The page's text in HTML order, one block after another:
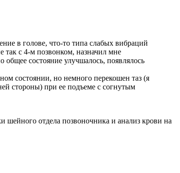
в голове, что-то типа слабых вибраций
так с 4-м позвонком, назначил мне
состояние улучшалось, появлялось
состоянии, но немного перекошен таз (я
стороны) при ее подъеме с согнутым
шейного отдела позвоночника и анализ крови на